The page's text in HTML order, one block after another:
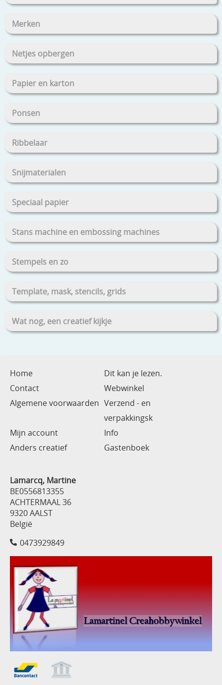
Merken
Netjes opbergen
Papier en karton
Ponsen
Ribbelaar
Snijmaterialen
Speciaal papier
Stans machine en embossing machines
Stempels en zo
Template, mask, stencils, grids
Wat nog, een creatief kijkje
Home
Dit kan je lezen.
Contact
Webwinkel
Algemene voorwaarden Verzend - en
verpakkingsk
Mijn account
Info
Anders creatief
Gastenboek
Lamarcq, Martine
BE0556813355
ACHTERMAAL 36
9320 AALST
België
0473929849